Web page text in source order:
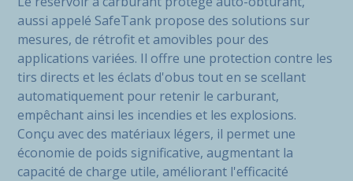
aussi appelé SafeTank propose des solutions sur
mesures, de rétrofit et amovibles pour des
applications variées. Il offre une protection contre les
tirs directs et les éclats d'obus tout en se scellant
automatiquement pour retenir le carburant,
empêchant ainsi les incendies et les explosions.
Conçu avec des matériaux légers, il permet une
économie de poids significative, augmentant la
capacité de charge utile, améliorant l'efficacité